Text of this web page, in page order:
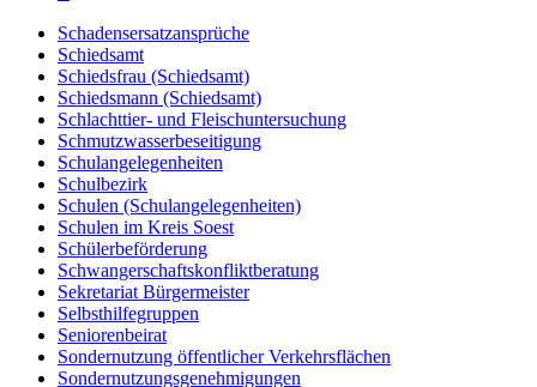
Schadensersatzansprüche
Schiedsamt
Schiedsfrau (Schiedsamt)
Schiedsmann (Schiedsamt)
Schlachttier- und Fleischuntersuchung
Schmutzwasserbeseitigung
Schulangelegenheiten
Schulbezirk
Schulen (Schulangelegenheiten)
Schulen im Kreis Soest
Schülerbeförderung
Schwangerschaftskonfliktberatung
Sekretariat Bürgermeister
Selbsthilfegruppen
Seniorenbeirat
Sondernutzung öffentlicher Verkehrsflächen
Sondernutzungsgenehmigungen